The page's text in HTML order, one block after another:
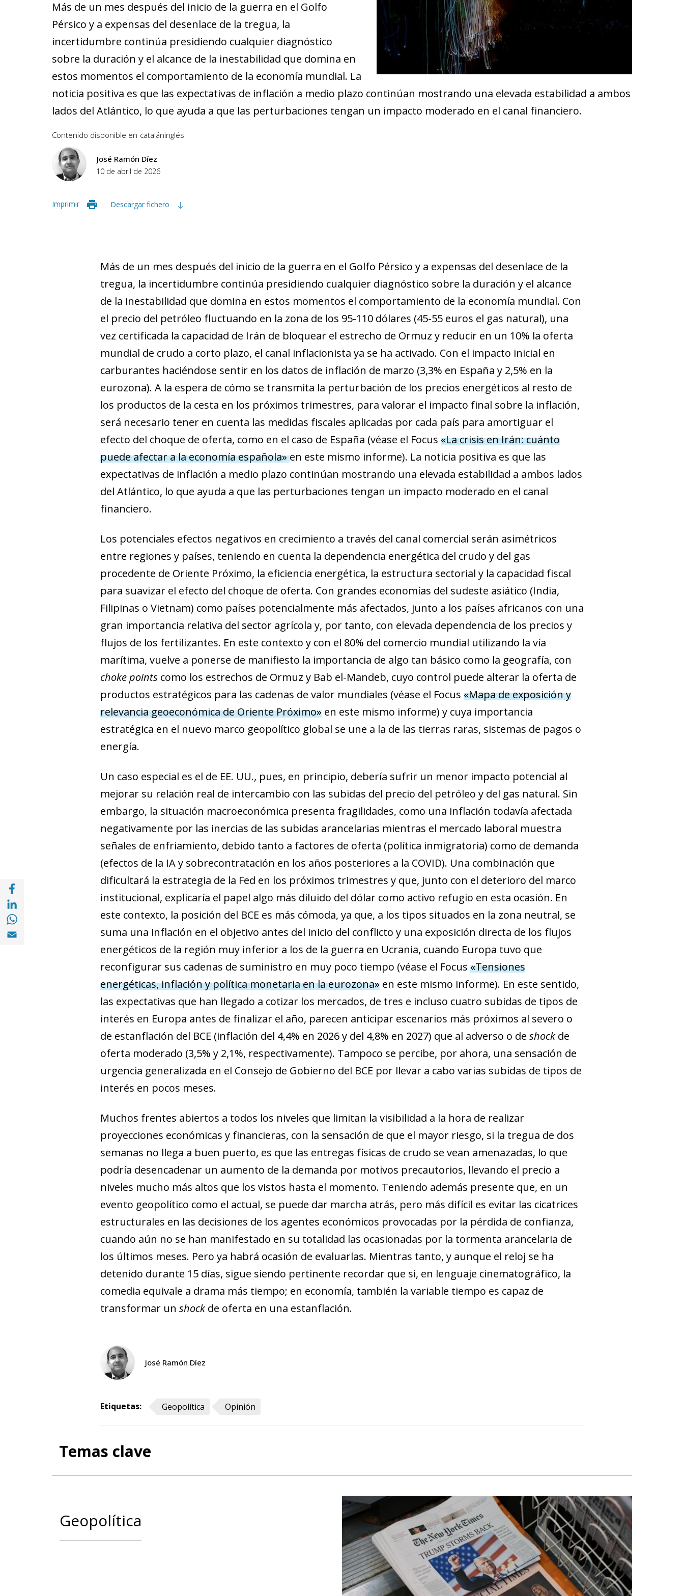
Más de un mes después del inicio de la guerra en el Golfo
Pérsico y a expensas del desenlace de la tregua, la
incertidumbre continúa presidiendo cualquier diagnóstico
sobre la duración y el alcance de la inestabilidad que domina en
estos momentos el comportamiento de la economía mundial. La
noticia positiva es que las expectativas de inflación a medio plazo continúan mostrando una elevada estabilidad a ambos
lados del Atlántico, lo que ayuda a que las perturbaciones tengan un impacto moderado en el canal financiero.
Contenido disponible en cataláninglés
José Ramón Díez
10 de abril de 2026
Imprimir Descargar fichero
Compartir en Facebook (opens in a new window)
Compartir en with Linkedin (opens in a new window)
Compartir en with Whatsapp (opens in a new window)
Compartir en Email (opens in a new window)
Más de un mes después del inicio de la guerra en el Golfo Pérsico y a expensas del desenlace de la
tregua, la incertidumbre continúa presidiendo cualquier diagnóstico sobre la duración y el alcance
de la inestabilidad que domina en estos momentos el comportamiento de la economía mundial. Con
el precio del petróleo fluctuando en la zona de los 95-110 dólares (45-55 euros el gas natural), una
vez certificada la capacidad de Irán de bloquear el estrecho de Ormuz y reducir en un 10% la oferta
mundial de crudo a corto plazo, el canal inflacionista ya se ha activado. Con el impacto inicial en
carburantes haciéndose sentir en los datos de inflación de marzo (3,3% en España y 2,5% en la
eurozona). A la espera de cómo se transmita la perturbación de los precios energéticos al resto de
los productos de la cesta en los próximos trimestres, para valorar el impacto final sobre la inflación,
será necesario tener en cuenta las medidas fiscales aplicadas por cada país para amortiguar el
efecto del choque de oferta, como en el caso de España (véase el Focus «La crisis en Irán: cuánto
puede afectar a la economía española»en este mismo informe). La noticia positiva es que las
expectativas de inflación a medio plazo continúan mostrando una elevada estabilidad a ambos lados
del Atlántico, lo que ayuda a que las perturbaciones tengan un impacto moderado en el canal
financiero.
Los potenciales efectos negativos en crecimiento a través del canal comercial serán asimétricos
entre regiones y países, teniendo en cuenta la dependencia energética del crudo y del gas
procedente de Oriente Próximo, la eficiencia energética, la estructura sectorial y la capacidad fiscal
para suavizar el efecto del choque de oferta. Con grandes economías del sudeste asiático (India,
Filipinas o Vietnam) como países potencialmente más afectados, junto a los países africanos con una
gran importancia relativa del sector agrícola y, por tanto, con elevada dependencia de los precios y
flujos de los fertilizantes. En este contexto y con el 80% del comercio mundial utilizando la vía
marítima, vuelve a ponerse de manifiesto la importancia de algo tan básico como la geografía, con
choke points como los estrechos de Ormuz y Bab el-Mandeb, cuyo control puede alterar la oferta de
productos estratégicos para las cadenas de valor mundiales (véase el Focus «Mapa de exposición y
relevancia geoeconómica de Oriente Próximo» en este mismo informe) y cuya importancia
estratégica en el nuevo marco geopolítico global se une a la de las tierras raras, sistemas de pagos o
energía.
Un caso especial es el de EE. UU., pues, en principio, debería sufrir un menor impacto potencial al
mejorar su relación real de intercambio con las subidas del precio del petróleo y del gas natural. Sin
embargo, la situación macroeconómica presenta fragilidades, como una inflación todavía afectada
negativamente por las inercias de las subidas arancelarias mientras el mercado laboral muestra
señales de enfriamiento, debido tanto a factores de oferta (política inmigratoria) como de demanda
(efectos de la IA y sobrecontratación en los años posteriores a la COVID). Una combinación que
dificultará la estrategia de la Fed en los próximos trimestres y que, junto con el deterioro del marco
institucional, explicaría el papel algo más diluido del dólar como activo refugio en esta ocasión. En
este contexto, la posición del BCE es más cómoda, ya que, a los tipos situados en la zona neutral, se
suma una inflación en el objetivo antes del inicio del conflicto y una exposición directa de los flujos
energéticos de la región muy inferior a los de la guerra en Ucrania, cuando Europa tuvo que
reconfigurar sus cadenas de suministro en muy poco tiempo (véase el Focus «Tensiones
energéticas, inflación y política monetaria en la eurozona» en este mismo informe). En este sentido,
las expectativas que han llegado a cotizar los mercados, de tres e incluso cuatro subidas de tipos de
interés en Europa antes de finalizar el año, parecen anticipar escenarios más próximos al severo o
de estanflación del BCE (inflación del 4,4% en 2026 y del 4,8% en 2027) que al adverso o de shock de
oferta moderado (3,5% y 2,1%, respectivamente). Tampoco se percibe, por ahora, una sensación de
urgencia generalizada en el Consejo de Gobierno del BCE por llevar a cabo varias subidas de tipos de
interés en pocos meses.
Muchos frentes abiertos a todos los niveles que limitan la visibilidad a la hora de realizar
proyecciones económicas y financieras, con la sensación de que el mayor riesgo, si la tregua de dos
semanas no llega a buen puerto, es que las entregas físicas de crudo se vean amenazadas, lo que
podría desencadenar un aumento de la demanda por motivos precautorios, llevando el precio a
niveles mucho más altos que los vistos hasta el momento. Teniendo además presente que, en un
evento geopolítico como el actual, se puede dar marcha atrás, pero más difícil es evitar las cicatrices
estructurales en las decisiones de los agentes económicos provocadas por la pérdida de confianza,
cuando aún no se han manifestado en su totalidad las ocasionadas por la tormenta arancelaria de
los últimos meses. Pero ya habrá ocasión de evaluarlas. Mientras tanto, y aunque el reloj se ha
detenido durante 15 días, sigue siendo pertinente recordar que si, en lenguaje cinematográfico, la
comedia equivale a drama más tiempo; en economía, también la variable tiempo es capaz de
transformar un shock de oferta en una estanflación.
José Ramón Díez
Etiquetas: Geopolítica Opinión
Temas clave
Geopolítica